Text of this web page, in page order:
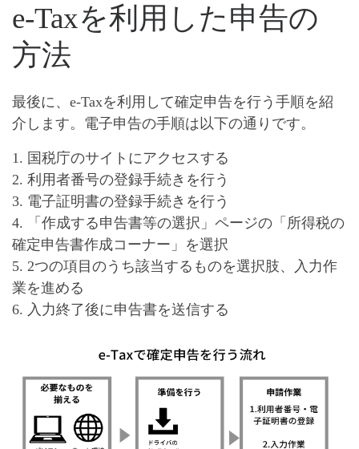
e-Taxを利用した申告の
方法
最後に、e-Taxを利用して確定申告を行う手順を紹
介します。電子申告の手順は以下の通りです。
1. 国税庁のサイトにアクセスする
2. 利用者番号の登録手続きを行う
3. 電子証明書の登録手続きを行う
4. 「作成する申告書等の選択」ページの「所得税の
確定申告書作成コーナー」を選択
5. 2つの項目のうち該当するものを選択肢、入力作
業を進める
6. 入力終了後に申告書を送信する